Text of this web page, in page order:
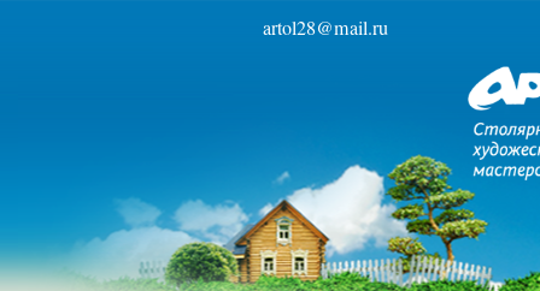
artol28@mail.ru